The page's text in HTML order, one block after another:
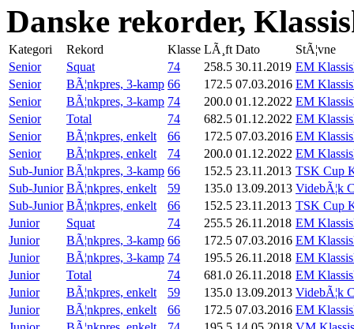
Danske rekorder,
Kategori Rekord Klasse LÃ¸ft Dato
StÃ¦vne
Senior
Squat 74 258.5 30.11.2019 EM
Senior
BÃ¦nkpres, 3-kamp 66 172.5 07.03.2016 EM
Senior
BÃ¦nkpres, 3-kamp 74 200.0 01.12.2022 EM
Senior
Total 74 682.5 01.12.2022 EM
Senior
BÃ¦nkpres, enkelt 66 172.5 07.03.2016 EM
Senior
BÃ¦nkpres, enkelt 74 200.0 01.12.2022 EM
Sub-Junior BÃ¦nkpres, 3-kamp 66 152.5 23.11.2013 TSK Cup
Sub-Junior BÃ¦nkpres, enkelt 59 135.0 13.09.2013 VidebÃ¦k
Sub-Junior BÃ¦nkpres, enkelt 66 152.5 23.11.2013 TSK Cup
Junior
Squat 74 255.5 26.11.2018 EM
Junior
BÃ¦nkpres, 3-kamp 66 172.5 07.03.2016 EM
Junior
BÃ¦nkpres, 3-kamp 74 195.5 26.11.2018 EM
Junior
Total 74 681.0 26.11.2018 EM
Junior
BÃ¦nkpres, enkelt 59 135.0 13.09.2013 VidebÃ¦k
Junior
BÃ¦nkpres, enkelt 66 172.5 07.03.2016 EM